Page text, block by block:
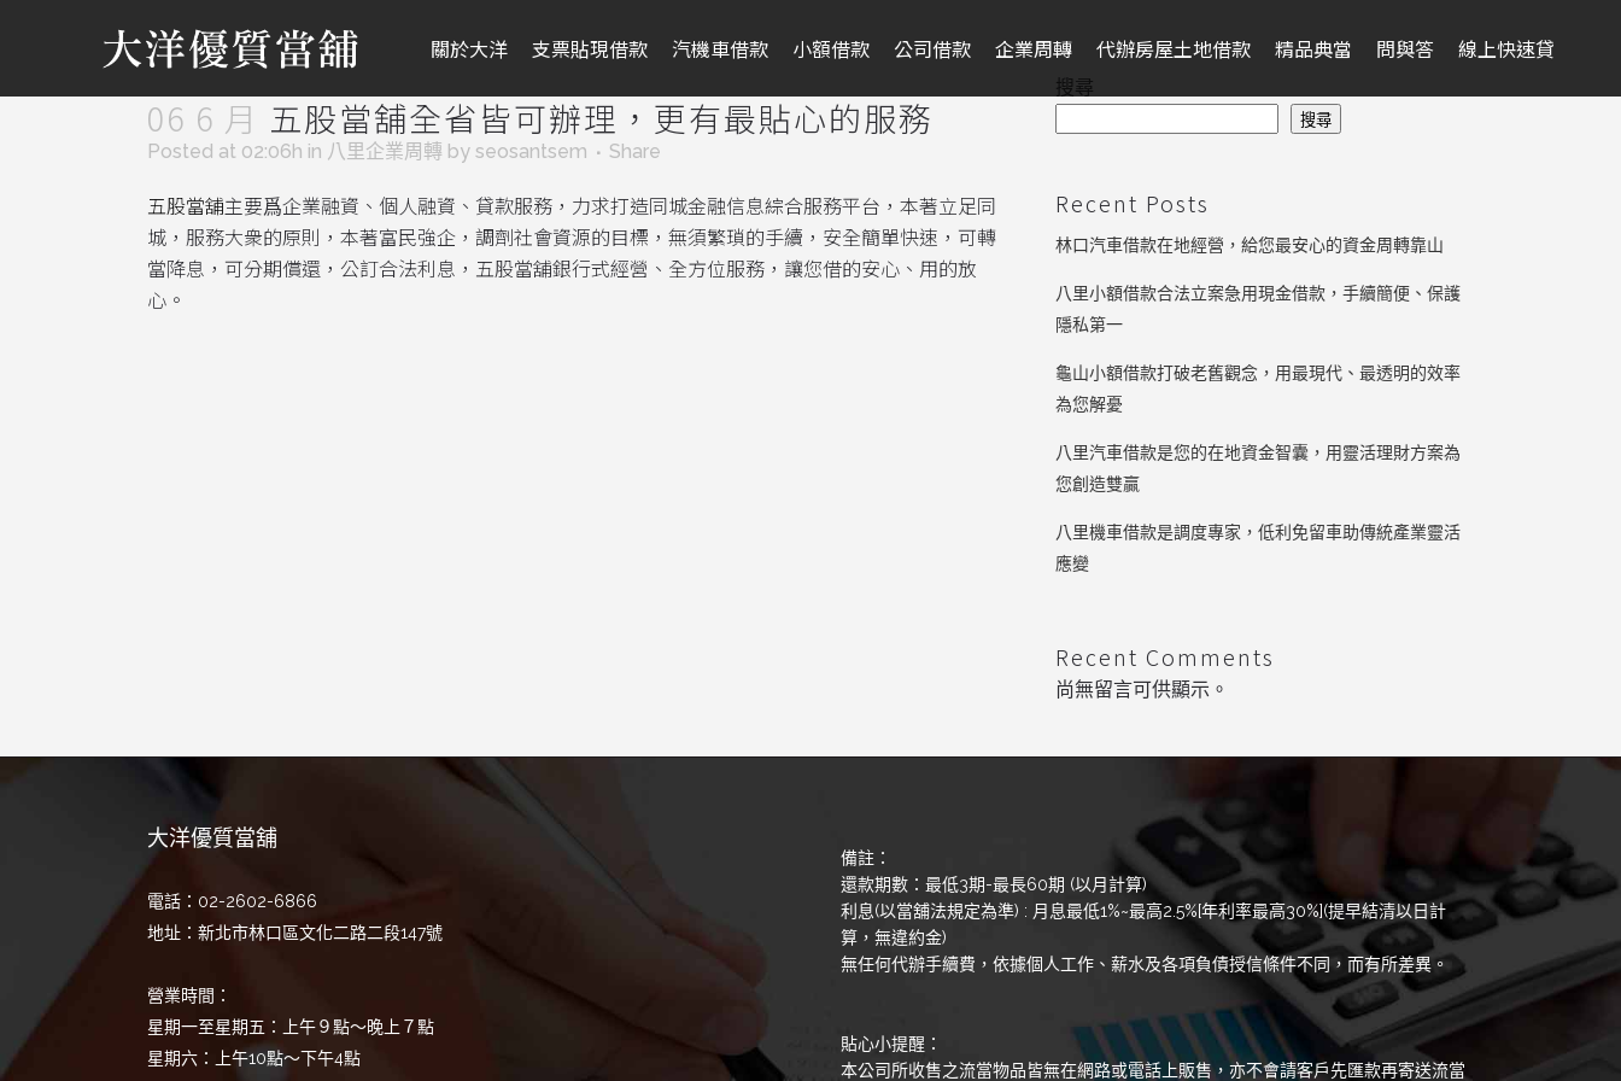
關於大洋 支票貼現借款 汽機車借款 小額借款 公司借款 企業周轉 代辦房屋土地借款 精品典當 問與答 線上快速貸
06 6 月 五股當舖全省皆可辦理，更有最貼心的服務
Posted at 02:06h in 八里企業周轉 by seosantsem Share
五股當舖主要爲企業融資、個人融資、貸款服務，力求打造同城金融信息綜合服務平台，本著立足同
城，服務大衆的原則，本著富民強企，調劑社會資源的目標，無須繁瑣的手續，安全簡單快速，可轉
當降息，可分期償還，公訂合法利息，五股當舖銀行式經營、全方位服務，讓您借的安心、用的放
心。
搜尋
搜尋
Recent Posts
林口汽車借款在地經營，給您最安心的資金周轉靠山
八里小額借款合法立案急用現金借款，手續簡便、保護
隱私第一
龜山小額借款打破老舊觀念，用最現代、最透明的效率
為您解憂
八里汽車借款是您的在地資金智囊，用靈活理財方案為
您創造雙贏
八里機車借款是調度專家，低利免留車助傳統產業靈活
應變
Recent Comments
尚無留言可供顯示。
大洋優質當舖
電話：02-2602-6866
地址：新北市林口區文化二路二段147號
營業時間：
星期一至星期五：上午９點～晚上７點
星期六：上午10點～下午4點
備註：
還款期數：最低3期-最長60期 (以月計算)
利息(以當舖法規定為準) : 月息最低1%~最高2.5%[年利率最高30%](提早結清以日計
算，無違約金)
無任何代辦手續費，依據個人工作、薪水及各項負債授信條件不同，而有所差異。
貼心小提醒：
本公司所收售之流當物品皆無在網路或電話上販售，亦不會請客戶先匯款再寄送流當